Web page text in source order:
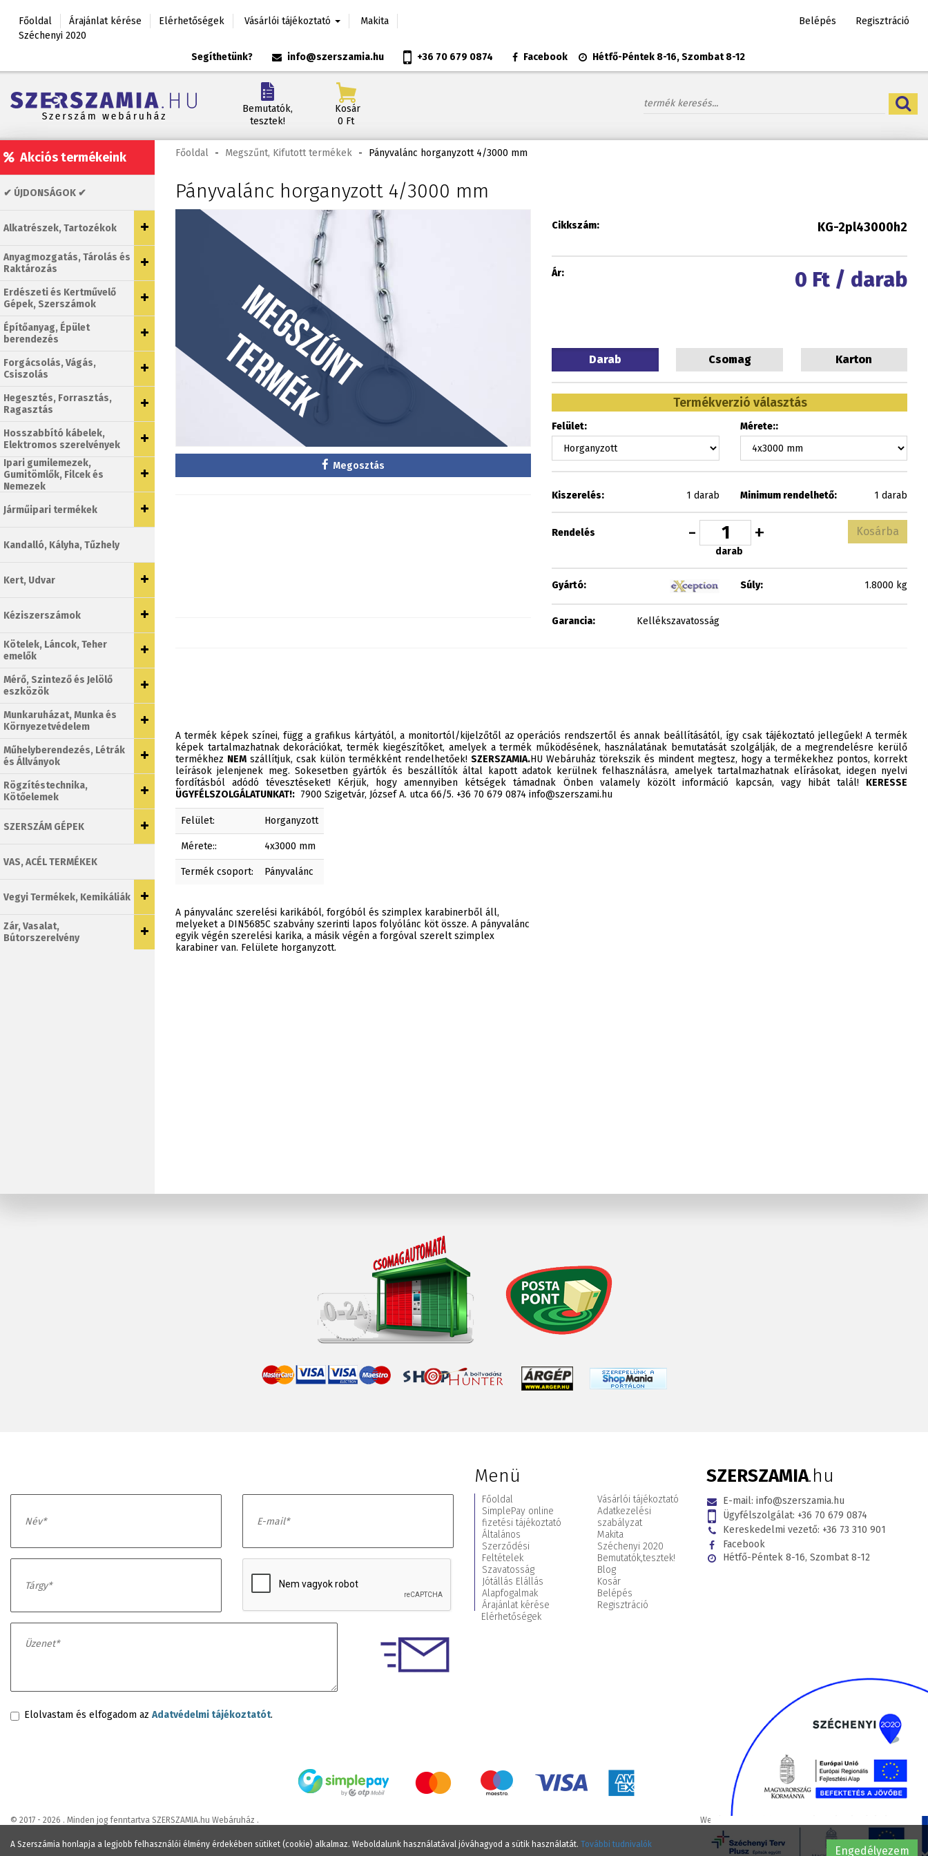
A Szerszámia honlapja a legjobb felhasználói élmény érdekében sütiket (cookie) alkalmaz. Weboldalunk használatával jóváhagyod a sütik használatát. További tudnivalók Engedélyezem
Főoldal Árajánlat kérése Elérhetőségek Vásárlói tájékoztató
Makita
Széchenyi 2020
Belépés Regisztráció
Segíthetünk? info@szerszamia.hu +36 70 679 0874 Facebook Hétfő-Péntek 8-16, Szombat 8-12
Bemutatók,
tesztek!
Kosár
0 Ft
Akciós termékeink
✔ ÚJDONSÁGOK ✔
Alkatrészek, Tartozékok
Anyagmozgatás, Tárolás és
Raktározás
Erdészeti és Kertművelő
Gépek, Szerszámok
Építőanyag, Épület
berendezés
Forgácsolás, Vágás,
Csiszolás
Hegesztés, Forrasztás,
Ragasztás
Hosszabbító kábelek,
Elektromos szerelvények
Ipari gumilemezek,
Gumitömlők, Filcek és
Nemezek
Járműipari termékek
Kandalló, Kályha, Tűzhely
Kert, Udvar
Kéziszerszámok
Kötelek, Láncok, Teher
emelők
Mérő, Szintező és Jelölő
eszközök
Munkaruházat, Munka és
Környezetvédelem
Műhelyberendezés, Létrák
és Állványok
Rögzítéstechnika,
Kötőelemek
SZERSZÁM GÉPEK
VAS, ACÉL TERMÉKEK
Vegyi Termékek, Kemikáliák
Zár, Vasalat,
Bútorszerelvény
Főoldal - Megszűnt, Kifutott termékek - Pányvalánc horganyzott 4/3000 mm
Pányvalánc horganyzott 4/3000 mm
Megosztás
Cikkszám: KG-2pl43000h2
Ár: 0 Ft / darab
Darab Csomag Karton
Termékverzió választás
Felület: Mérete::
Kiszerelés: 1 darab Minimum rendelhető: 1 darab
Rendelés - +
darab
Kosárba
Gyártó: Súly: 1.8000 kg
Garancia: Kellékszavatosság
A termék képek színei, függ a grafikus kártyától, a monitortól/kijelzőtől az operációs rendszertől és annak beállításától, így csak tájékoztató jellegűek! A termék
képek tartalmazhatnak dekorációkat, termék kiegészítőket, amelyek a termék működésének, használatának bemutatását szolgálják, de a megrendelésre kerülő
termékhez NEM szállítjuk, csak külön termékként rendelhetőek! SZERSZAMIA.HU Webáruház törekszik és mindent megtesz, hogy a termékekhez pontos, korrekt
leírások jelenjenek meg. Sokesetben gyártók és beszállítók által kapott adatok kerülnek felhasználásra, amelyek tartalmazhatnak elírásokat, idegen nyelvi
fordításból adódó tévesztéseket! Kérjük, hogy amennyiben kétségek támadnak Önben valamely közölt információ kapcsán, vagy hibát talál! KERESSE
ÜGYFÉLSZOLGÁLATUNKAT!: 7900 Szigetvár, József A. utca 66/5. +36 70 679 0874 info@szerszami.hu
Felület: Horganyzott
Mérete:: 4x3000 mm
Termék csoport: Pányvalánc
A pányvalánc szerelési karikából, forgóból és szimplex karabinerből áll,
melyeket a DIN5685C szabvány szerinti lapos folyólánc köt össze. A pányvalánc
egyik végén szerelési karika, a másik végén a forgóval szerelt szimplex
karabiner van. Felülete horganyzott.
Elolvastam és elfogadom az Adatvédelmi tájékoztatót.
Menü
Főoldal
SimplePay online
fizetési tájékoztató
Általános
Szerződési
Feltételek
Szavatosság
Jótállás Elállás
Alapfogalmak
Árajánlat kérése
Elérhetőségek
Vásárlói tájékoztató
Adatkezelési
szabályzat
Makita
Széchenyi 2020
Bemutatók,tesztek!
Blog
Kosár
Belépés
Regisztráció
SZERSZAMIA.hu
E-mail: info@szerszamia.hu
Ügyfélszolgálat: +36 70 679 0874
Kereskedelmi vezető: +36 73 310 901
Facebook
Hétfő-Péntek 8-16, Szombat 8-12
© 2017 - 2026 . Minden jog fenntartva SZERSZAMIA.hu Webáruház . Webáruház készítés